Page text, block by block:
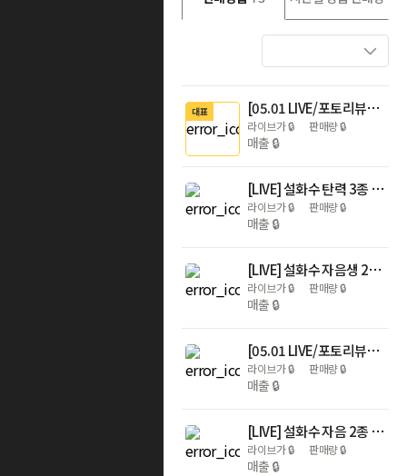
대표 [05.01 LIVE/포토리뷰4천p] 설화수 탄력 3종 더블 기획세트
라이브가🔒 판매량🔒
매출 🔒
[LIVE] 설화수 탄력 3종 기획세트 (자음수150 + 자음유액125 + 탄력크림50 + 윤조에센스15 + 자음수15 + 자음유액15 + 탄력크림5. 단위:ml)
라이브가🔒 판매량🔒
매출 🔒
[LIVE] 설화수 자음생 2종 기획세트 (자음생수150 + 자음생유액125 + 윤조에센스15 + 자음생수25 + 자음생유액25 + 자음생크림리치5. 단위:ml)
라이브가🔒 판매량🔒
매출 🔒
[05.01 LIVE/포토리뷰4천p] 설화수 자음생크림 리치 더블 기획세트
라이브가🔒 판매량🔒
매출 🔒
[LIVE] 설화수 자음 2종 기획세트 (자음수150 + 자음유액125 + 윤조에센스8 + 자음수15 + 자음유액15 + 탄력크림5. 단위:ml)
라이브가🔒 판매량🔒
매출 🔒